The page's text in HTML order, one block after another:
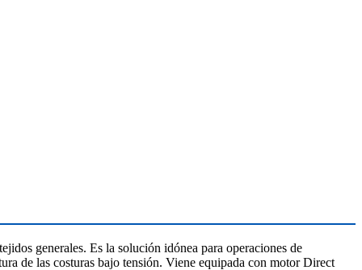
generales. Es la solución idónea para operaciones de
de las costuras bajo tensión. Viene equipada con motor Direct